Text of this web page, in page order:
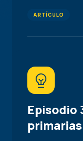
ARTÍCULO
Episodio
primarias